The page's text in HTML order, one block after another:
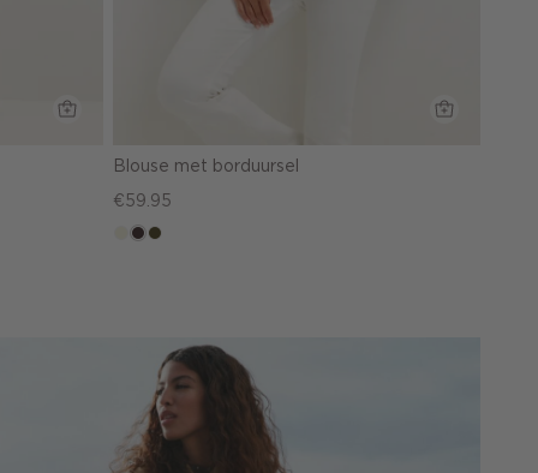
Blouse met borduursel
€59.95
ecru
choco,
groen,